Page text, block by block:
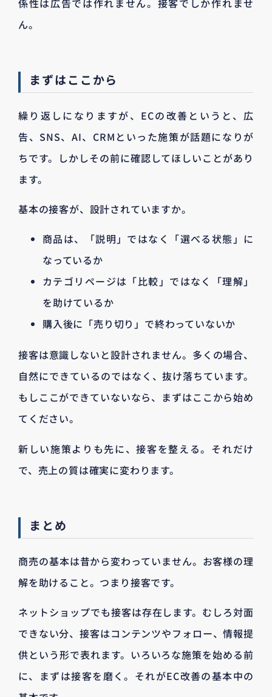
ん。
まずはここから
繰り返しになりますが、ECの改善というと、広
告、SNS、AI、CRMといった施策が話題になりが
ちです。しかしその前に確認してほしいことがあり
ます。
基本の接客が、設計されていますか。
商品は、「説明」ではなく「選べる状態」に
なっているか
カテゴリページは「比較」ではなく「理解」
を助けているか
購入後に「売り切り」で終わっていないか
接客は意識しないと設計されません。多くの場合、
自然にできているのではなく、抜け落ちています。
もしここができていないなら、まずはここから始め
てください。
新しい施策よりも先に、接客を整える。それだけ
で、売上の質は確実に変わります。
まとめ
商売の基本は昔から変わっていません。お客様の理
解を助けること。つまり接客です。
ネットショップでも接客は存在します。むしろ対面
できない分、接客はコンテンツやフォロー、情報提
供という形で表れます。いろいろな施策を始める前
に、まずは接客を磨く。それがEC改善の基本中の